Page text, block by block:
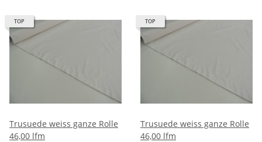
TOP
Trusuede weiss ganze Rolle
46,00 lfm
TOP
Trusuede weiss ganze Rolle
46,00 lfm